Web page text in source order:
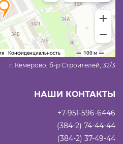
г. Кемерово, б-р Строителей, 32/3
НАШИ КОНТАКТЫ
+7-951-596-6446
(384-2) 74-44-44
(384-2) 37-49-44